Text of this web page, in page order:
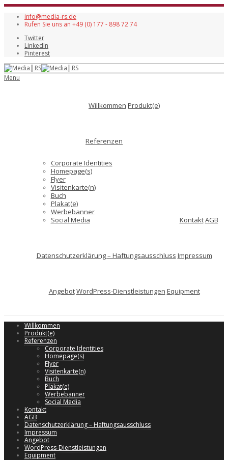
info@media-rs.de
Rufen Sie uns an +49 (0) 177 - 898 72 74
Twitter
LinkedIn
Pinterest
Menu
Willkommen Produkt(e)
Referenzen
Corporate Identities
Homepage(s)
Flyer
Visitenkarte(n)
Buch
Plakat(e)
Werbebanner
Social Media
KontaktAGB
Datenschutzerklärung – Haftungsausschluss Impressum
AngebotWordPress-Dienstleistungen Equipment
Willkommen
Produkt(e)
Referenzen
Corporate Identities
Homepage(s)
Flyer
Visitenkarte(n)
Buch
Plakat(e)
Werbebanner
Social Media
Kontakt
AGB
Datenschutzerklärung – Haftungsausschluss
Impressum
Angebot
WordPress-Dienstleistungen
Equipment